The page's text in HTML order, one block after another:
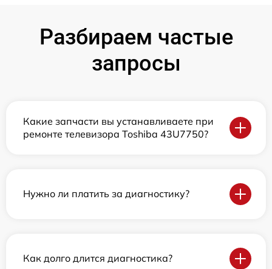
Разбираем частые
запросы
Какие запчасти вы устанавливаете при
ремонте телевизора Toshiba 43U7750?
Нужно ли платить за диагностику?
Как долго длится диагностика?